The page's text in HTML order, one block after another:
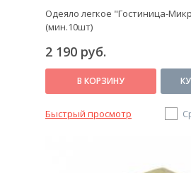
Одеяло легкое "Гостиница-
(мин.10шт)
2 190 руб.
В КОРЗИНУ
Быстрый просмотр